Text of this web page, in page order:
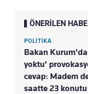
ÖNERİLEN
POLİTİKA
Bakan
yoktu'
cevap: Madem
saatte 23 konutu